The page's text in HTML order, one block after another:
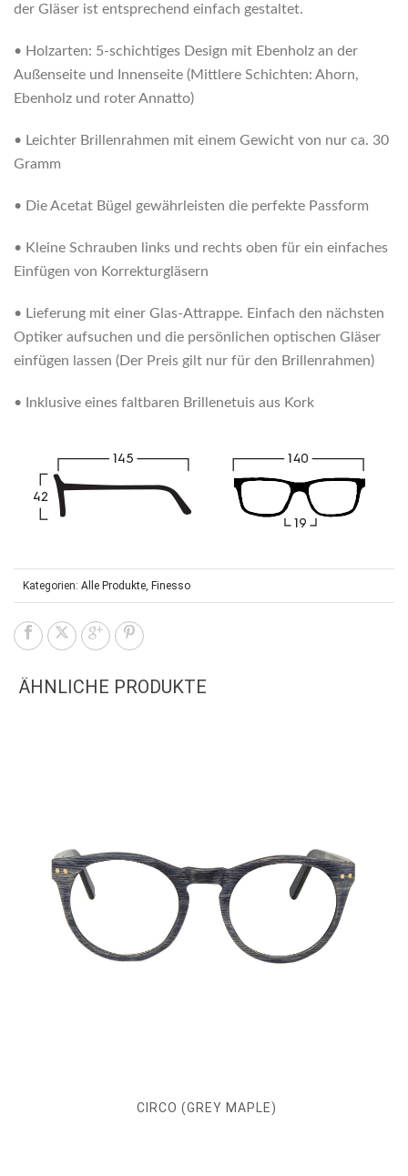
der Gläser ist entsprechend einfach gestaltet.
• Holzarten: 5-schichtiges Design mit Ebenholz an der
Außenseite und Innenseite (Mittlere Schichten: Ahorn,
Ebenholz und roter Annatto)
• Leichter Brillenrahmen mit einem Gewicht von nur ca. 30
Gramm
• Die Acetat Bügel gewährleisten die perfekte Passform
• Kleine Schrauben links und rechts oben für ein einfaches
Einfügen von Korrekturgläsern
• Lieferung mit einer Glas-Attrappe. Einfach den nächsten
Optiker aufsuchen und die persönlichen optischen Gläser
einfügen lassen (Der Preis gilt nur für den Brillenrahmen)
• Inklusive eines faltbaren Brillenetuis aus Kork
Kategorien: Alle Produkte, Finesso
ÄHNLICHE PRODUKTE
CIRCO (GREY MAPLE)